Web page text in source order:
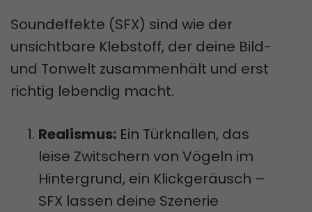
Soundeffekte (SFX) sind wie der
unsichtbare Klebstoff, der deine Bild-
und Tonwelt zusammenhält und erst
richtig lebendig macht.
Realismus: Ein Türknallen, das
leise Zwitschern von Vögeln im
Hintergrund, ein Klickgeräusch –
SFX lassen deine Szenerie